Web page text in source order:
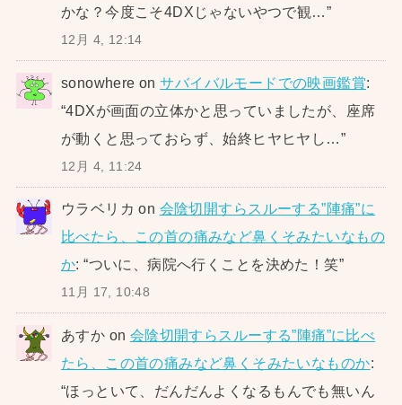
かな？今度こそ4DXじゃないやつで観…”
12月 4, 12:14
sonowhere onサバイバルモードでの映画鑑賞:
“4DXが画面の立体かと思っていましたが、座席
が動くと思っておらず、始終ヒヤヒヤし… ”
12月 4, 11:24
ウラベリカ on 会陰切開すらスルーする”陣痛”に
比べたら、この首の痛みなど鼻くそみたいなもの
か: “ついに、病院へ行くことを決めた！笑”
11月 17, 10:48
あすか on 会陰切開すらスルーする”陣痛”に比べ
たら、この首の痛みなど鼻くそみたいなものか:
“ほっといて、だんだんよくなるもんでも無いん